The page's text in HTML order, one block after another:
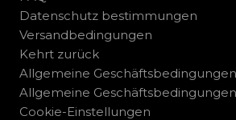
Datenschutz bestimmungen
Versandbedingungen
Kehrt zurück
Allgemeine
Allgemeine
Cookie-Einstellungen